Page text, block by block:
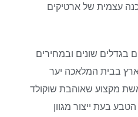
עצמית של ארטיקים
שונים ובמחירים
בבית המלאכה יער
מקצוע שאוהבת שוקולד
בעת ייצור מגוון